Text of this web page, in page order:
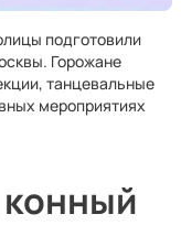
подготовили
Горожане
танцевальные
мероприятиях